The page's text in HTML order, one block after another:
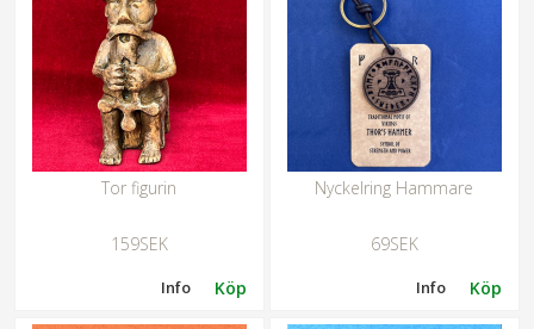
Tor figurin
159SEK
Köp
Info
Nyckelring Hammare
69SEK
Köp
Info